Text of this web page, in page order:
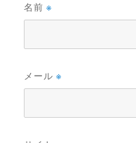
名前※
メール※